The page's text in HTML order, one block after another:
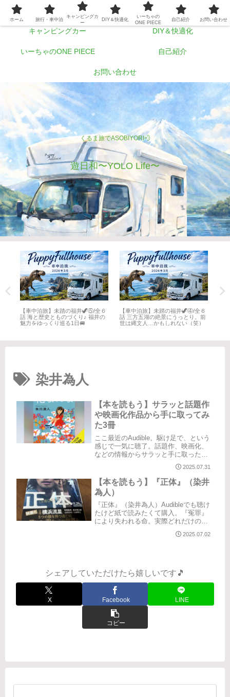
くるま旅でASOBIYORI💨
遊日和〜YOLO Life〜
ホーム 旅行・車中泊
キャンピングカー DIY＆快適化
いーちゃのONE PIECE 自己紹介
お問い合わせ
【車中泊旅】未踏の福井🦖⑤/全６
話 海と歴史とものづくり♪ 福井の
魅力をゆっくり巡る1日🚐
【車中泊旅】未踏の福井🦖④/全６
話 三方五湖の絶景にうっとり。前
世は縄文人…かもしれない（笑）
染井為人
【本を読もう】サラッと話題作
や映画化作品から手に取ってみ
た3冊
ここ最近のAudible。駆け足で、という
感じで一気に聴了。話題作、映画化、
などの情報からサラッと手に取ったも
のです。※個人的な感想であり、その
時の心の持ちようで感じるものが異な
る場合があると思うので参考まで。
『悪い夏』（染井為人）「正体」...
2025.07.31
【本を読もう】『正体』（染井
為人）
『正体』（染井為人）Audibleでも聴け
たけど紙で読みたくて購入。『冤罪』
により失われる命。実際どれだけの冤
罪があって、それが世間には知らされ
ていない例がどのくらいあるのか。警
2025.07.02
シェアしていただけたら嬉しいです🎵
X Facebook LINE
コピー
ホーム 旅行・車中泊
キャンピングカ
ー
DIY＆快適化
いーちゃの
ONE PIECE
自己紹介 お問い合わせ